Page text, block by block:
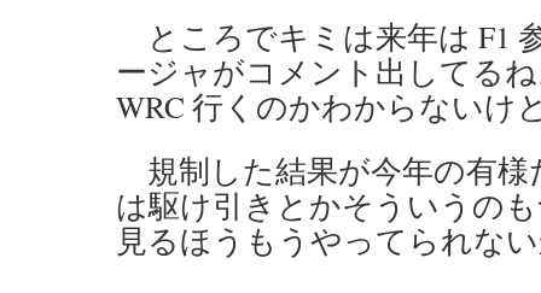
ところでキミは来年は F1
ージャがコメント出してる
WRC 行くのかわからないけ
規制した結果が今年の有様
は駆け引きとかそういうの
見るほうもうやってられな